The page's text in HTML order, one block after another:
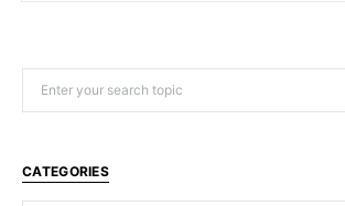
CATEGORIES